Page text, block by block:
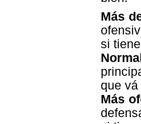
Más
si
Normal
que
Más